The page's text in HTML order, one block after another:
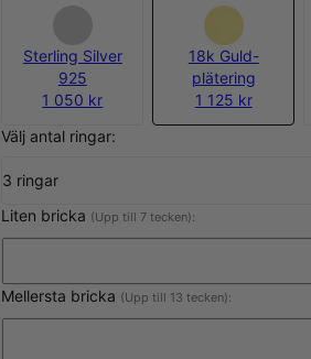
Sterling Silver
925
1 050 kr
18k Guld-
plätering
1 125 kr
Välj antal ringar:
3 ringar
Liten bricka (Upp till 7 tecken):
Mellersta bricka (Upp till 13 tecken):